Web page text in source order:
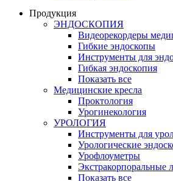
Продукция
ЭНДОСКОПИЯ
Видеорекордеры
Гибкие эндоскопы
Инструменты для
Гибкая эндоскопия
Показать все
Медицинские кресла
Проктология
Урогинекология
УРОЛОГИЯ
Инструменты для
Урологические
Урофлоуметры
Экстракорпоральные
Показать все